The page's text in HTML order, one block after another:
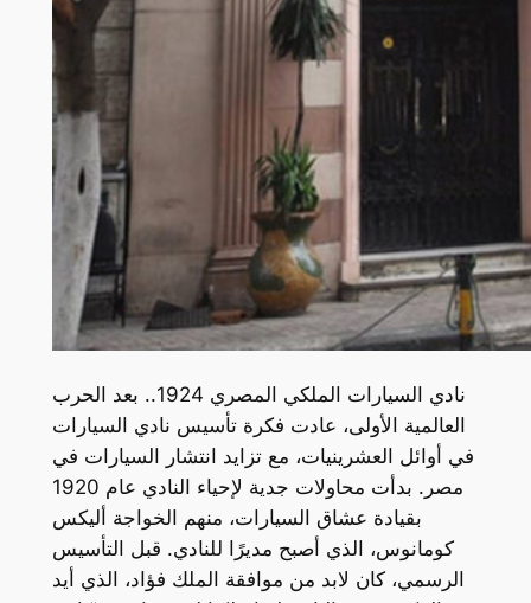
نادي السيارات الملكي المصري 1924.. بعد الحرب
العالمية الأولى، عادت فكرة تأسيس نادي السيارات
في أوائل العشرينيات، مع تزايد انتشار السيارات في
مصر. بدأت محاولات جدية لإحياء النادي عام 1920
بقيادة عشاق السيارات، منهم الخواجة أليكس
كومانوس، الذي أصبح مديرًا للنادي. قبل التأسيس
الرسمي، كان لابد من موافقة الملك فؤاد، الذي أيد